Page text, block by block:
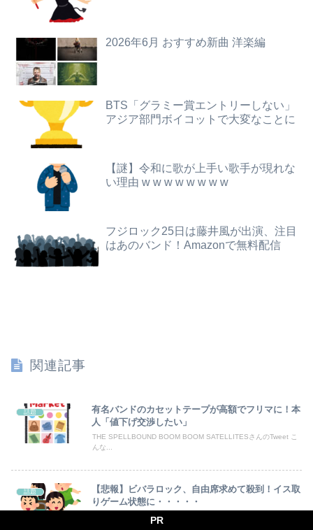
【恐怖】手術中に熊本地震直撃した映像がやばすぎ・・・
【悲報】ライザさん、お●ぱいを触られてしまうｗｗｗｗｗｗｗｗ
【画像】マジで復活して欲しいAV女優ｗｗｗｗｗｗｗ
【画像】JKダンス部、部員の８割が巨乳のムホホ部だったｗｗｗｗ
【画像】小倉ゆうか(27)さん、7年ぶり『FRIDAY』表紙で神ボディ大解放
【画像】影山優佳さん(25)、下着姿であたシコが止まらない
海外「日本人はなんて気高いんだ！」 英高級紙も驚愕した極限の中の日本人の姿に世界が衝撃
2026年6月 おすすめ新曲 洋楽編
BTS「グラミー賞エントリーしない」
アジア部門ボイコットで大変なことに
【謎】令和に歌が上手い歌手が現れな
い理由 w w w w w w w w
フジロック25日は藤井風が出演、注目
はあのバンド！Amazonで無料配信
関連記事
話題
有名バンドのカセットテープが高額でフリマに！本
人「値下げ交渉したい」
THE SPELLBOUND BOOM BOOM SATELLITESさんのTweet こ
んな...
話題
【悲報】ビバラロック、自由席求めて殺到！イス取
りゲーム状態に・・・・・
VIVA LA ROCK (#ビバラ)さんのTweet 【VIVA LA ROCK2021 ガ...
PR